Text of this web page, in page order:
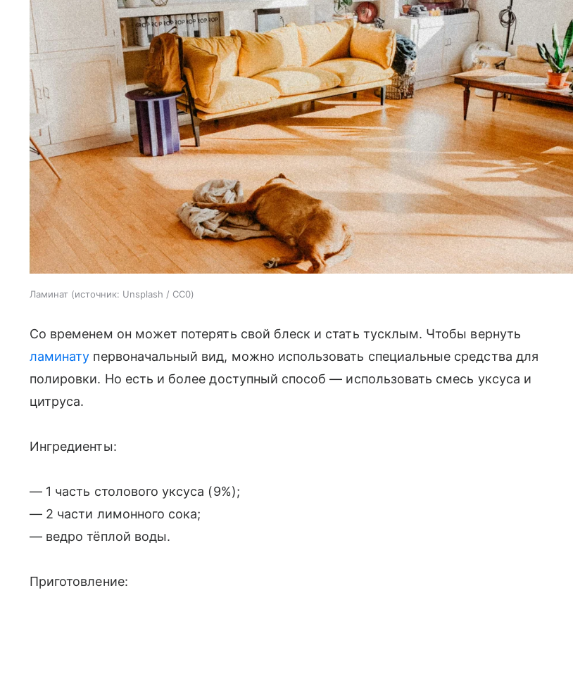
Ламинат источник: Unsplash / CC0
Со временем он может потерять свой блеск и стать тусклым. Чтобы вернуть
ламинату первоначальный вид, можно использовать специальные средства для
полировки. Но есть и более доступный способ — использовать смесь уксуса и
цитруса.
Ингредиенты:
— 1 часть столового уксуса (9%);
— 2 части лимонного сока;
— ведро тёплой воды.
Приготовление: